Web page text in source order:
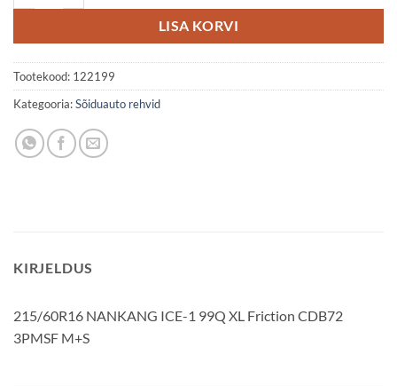
LISA KORVI
Tootekood: 122199
Kategooria:Sõiduauto rehvid
KIRJELDUS
215/60R16 NANKANG ICE-1 99Q XL Friction CDB72
3PMSF M+S